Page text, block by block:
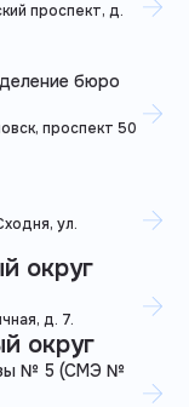
проспект, д.
бюро
проспект 50
ул.
округ
д. 7.
округ
№ 5 (СМЭ №